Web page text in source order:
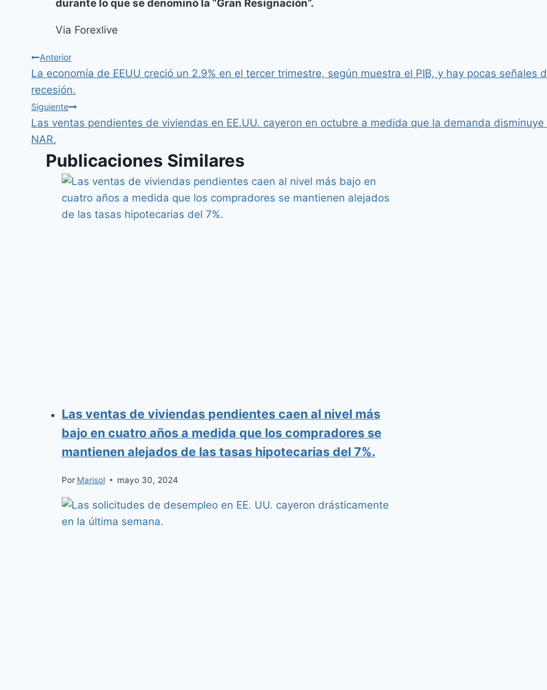
durante lo que se denominó la “Gran Resignación”.
Via Forexlive
Anterior
La economía de EEUU creció un 2.9% en el tercer trimestre, según muestra el PIB, y hay pocas señales
recesión.
Siguiente
Las ventas pendientes de viviendas en EE.UU. cayeron en octubre a medida que la demanda
NAR.
Publicaciones Similares
Las ventas de viviendas pendientes caen al nivel más
bajo en cuatro años a medida que los compradores se
mantienen alejados de las tasas hipotecarias del 7%.
Por Marisol mayo 30, 2024